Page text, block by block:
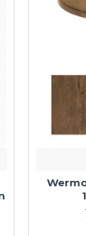
Masa